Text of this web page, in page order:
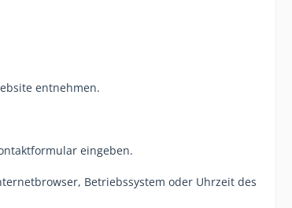
entnehmen.
eingeben.
Betriebssystem oder Uhrzeit des